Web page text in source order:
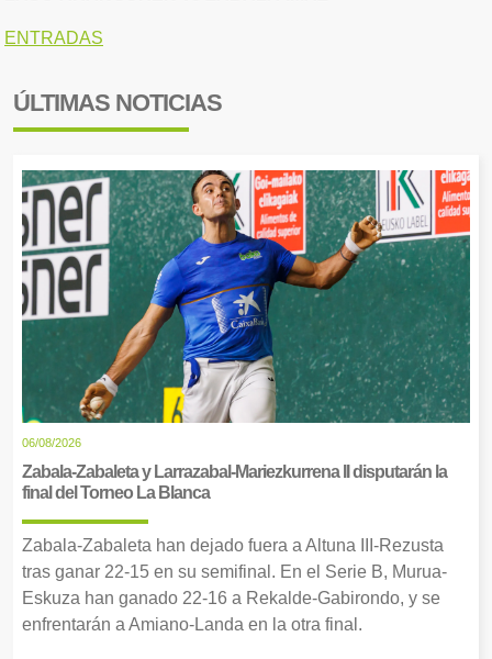
ENTRADAS
ÚLTIMAS NOTICIAS
06/08/2026
Zabala-Zabaleta y Larrazabal-Mariezkurrena II disputarán la
final del Torneo La Blanca
Zabala-Zabaleta han dejado fuera a Altuna III-Rezusta
tras ganar 22-15 en su semifinal. En el Serie B, Murua-
Eskuza han ganado 22-16 a Rekalde-Gabirondo, y se
enfrentarán a Amiano-Landa en la otra final.